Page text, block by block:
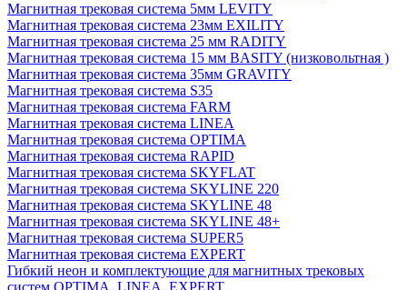
Магнитная трековая система 5мм LEVITY
Магнитная трековая система 23мм EXILITY
Магнитная трековая система 25 мм RADITY
Магнитная трековая система 15 мм BASITY (низковольтная )
Магнитная трековая система 35мм GRAVITY
Магнитная трековая система S35
Магнитная трековая система FARM
Магнитная трековая система LINEA
Магнитная трековая система OPTIMA
Магнитная трековая система RAPID
Магнитная трековая система SKYFLAT
Магнитная трековая система SKYLINE 220
Магнитная трековая система SKYLINE 48
Магнитная трековая система SKYLINE 48+
Магнитная трековая система SUPER5
Магнитная трековая система EXPERT
Гибкий неон и комплектующие для магнитных трековых
систем OPTIMA, LINEA, EXPERT